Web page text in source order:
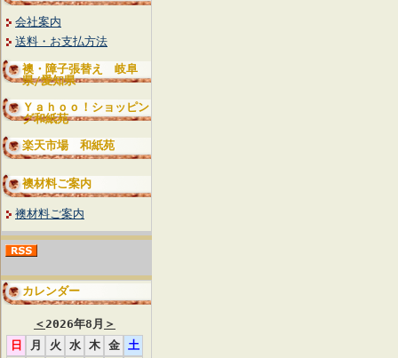
会社案内
送料・お支払方法
襖・障子張替え 岐阜
県/愛知県
Ｙａｈｏｏ！ショッピン
グ和紙苑
楽天市場 和紙苑
襖材料ご案内
襖材料ご案内
カレンダー
＜2026年8月 ＞
日
月 火 水 木 金 土